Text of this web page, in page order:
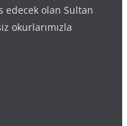
edecek olan Sultan
okurlarımızla